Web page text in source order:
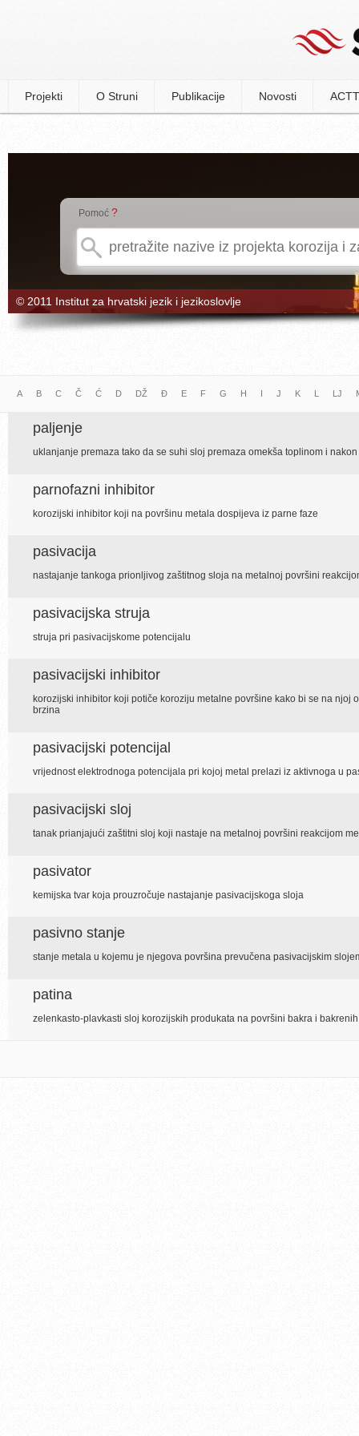
Projekti O Struni Publikacije Novosti
Pomoć ?
© 2011 Institut za hrvatski jezik i jezikoslovlje
A B C Č Ć D DŽ Đ E F G H I J K L LJ
paljenje
uklanjanje premaza tako da se suhi sloj premaza omekša toplinom i
parnofazni inhibitor
korozijski inhibitor koji na površinu metala dospijeva iz parne faze
pasivacija
nastajanje tankoga prionljivog zaštitnog sloja na metalnoj površini
pasivacijska struja
struja pri pasivacijskome potencijalu
pasivacijski inhibitor
korozijski inhibitor koji potiče koroziju metalne površine kako bi se na
brzina
pasivacijski potencijal
vrijednost elektrodnoga potencijala pri kojoj metal prelazi iz aktivnoga u
pasivacijski sloj
tanak prianjajući zaštitni sloj koji nastaje na metalnoj površini reakcijom
pasivator
kemijska tvar koja prouzročuje nastajanje pasivacijskoga sloja
pasivno stanje
stanje metala u kojemu je njegova površina prevučena pasivacijskim
patina
zelenkasto-plavkasti sloj korozijskih produkata na površini bakra i